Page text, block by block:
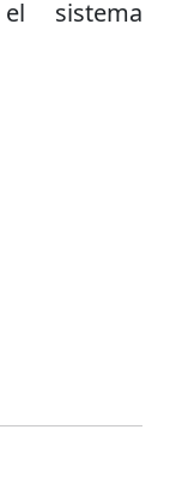
sistema